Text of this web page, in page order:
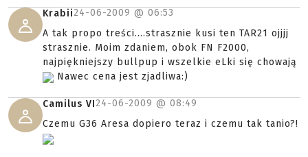
Krabii24-06-2009 @ 06:53
A tak propo treści....strasznie kusi ten TAR21 ojjjj
strasznie. Moim zdaniem, obok FN F2000,
najpiękniejszy bullpup i wszelkie eLki się chowają
Nawec cena jest zjadliwa:)
Camilus VI24-06-2009 @ 08:49
Czemu G36 Aresa dopiero teraz i czemu tak tanio?!